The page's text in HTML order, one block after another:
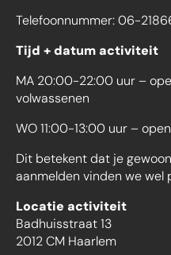
Telefoonnummer: 06-
Tijd + datum activiteit
MA 20:00-22:00 uur –
volwassenen
WO 11:00-13:00 uur –
Dit betekent dat je
aanmelden vinden we wel
Locatie activiteit
Badhuisstraat 13
2012 CM Haarlem